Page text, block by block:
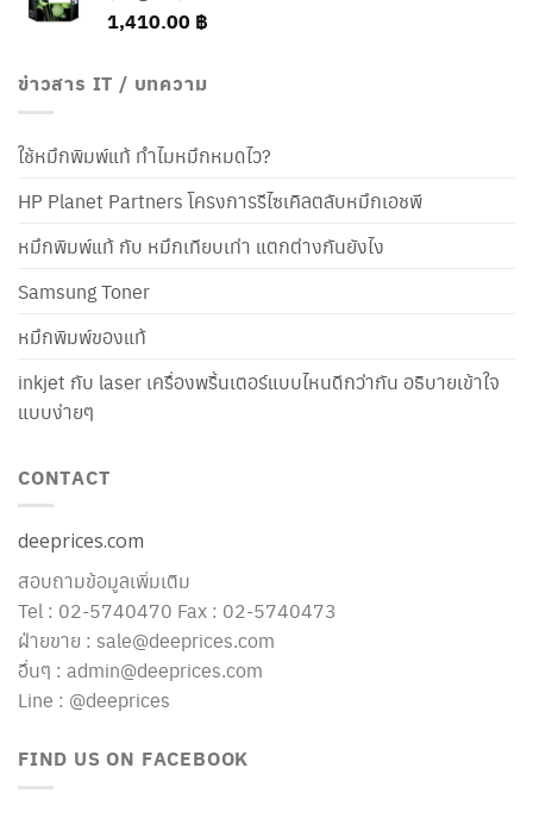
1,410.00 ฿
ข่าวสาร IT / บทความ
ใช้หมึกพิมพ์แท้ ทำไมหมึกหมดไว?
HP Planet Partners โครงการรีไซเคิลตลับหมึกเอชพี
หมึกพิมพ์แท้ กับ หมึกเทียบเท่า แตกต่างกันยังไง
Samsung Toner
หมึกพิมพ์ของแท้
inkjet กับ laser เครื่องพริ้นเตอร์แบบไหนดีกว่ากัน อธิบายเข้าใจ
แบบง่ายๆ
CONTACT
deeprices.com
สอบถามข้อมูลเพิ่มเติม
Tel : 02-5740470 Fax : 02-5740473
ฝ่ายขาย : sale@deeprices.com
อื่นๆ : admin@deeprices.com
Line : @deeprices
FIND US ON FACEBOOK